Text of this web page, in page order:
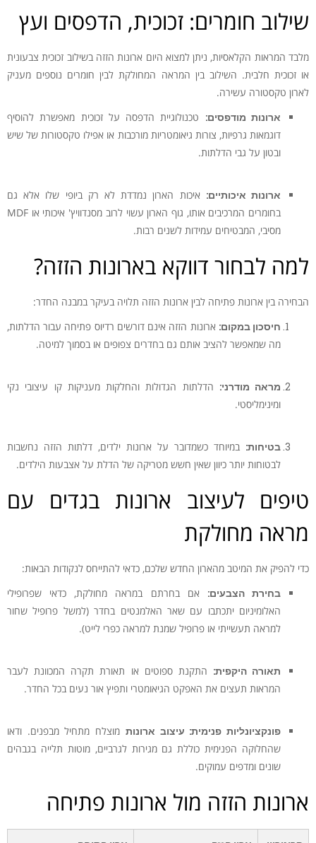
שילוב חומרים: זכוכית, הדפסים ועץ
מלבד המראות הקלאסיות, ניתן למצוא היום ארונות הזזה בשילוב זכוכית צבעונית
או זכוכית חלבית. השילוב בין המראה המחולקת לבין חומרים נוספים מעניק
לארון טקסטורה עשירה.
ארונות מודפסים: טכנולוגיית הדפסה על זכוכית מאפשרת להוסיף
דוגמאות גרפיות, צורות גיאומטריות מורכבות או אפילו טקסטורות של שיש
ובטון על גבי הדלתות.
ארונות איכותיים: איכות הארון נמדדת לא רק ביופי שלו אלא גם
בחומרים המרכיבים אותו, גוף הארון עשוי לרוב מסנדוויץ' איכותי או MDF
מסיבי, המבטיחים עמידות לשנים רבות.
למה לבחור דווקא בארונות הזזה?
הבחירה בין ארונות פתיחה לבין ארונות הזזה תלויה בעיקר במבנה החדר:
חיסכון במקום: ארונות הזזה אינם דורשים רדיוס פתיחה עבור הדלתות,
מה שמאפשר להציב אותם גם בחדרים צפופים או בסמוך למיטה.
מראה מודרני: הדלתות הגדולות והחלקות מעניקות קו עיצובי נקי
ומינימליסטי.
בטיחות: במיוחד כשמדובר על ארונות ילדים, דלתות הזזה נחשבות
לבטוחות יותר כיוון שאין חשש מטריקה של הדלת על אצבעות הילדים.
טיפים לעיצוב ארונות בגדים עם
מראה מחולקת
כדי להפיק את המיטב מהארון החדש שלכם, כדאי להתייחס לנקודות הבאות:
בחירת הצבעים: אם בחרתם במראה מחולקת, כדאי שפרופילי
האלומיניום יתכתבו עם שאר האלמנטים בחדר (למשל פרופיל שחור
למראה תעשייתי או פרופיל שמנת למראה כפרי לייט).
תאורה היקפית: התקנת ספוטים או תאורת תקרה המכוונת לעבר
המראות תעצים את האפקט הגיאומטרי ותפיץ אור נעים בכל החדר.
פונקציונליות פנימית: עיצוב ארונות מוצלח מתחיל מבפנים. ודאו
שהחלוקה הפנימית כוללת גם מגירות לגרביים, מוטות תלייה בגבהים
שונים ומדפים עמוקים.
ארונות הזזה מול ארונות פתיחה